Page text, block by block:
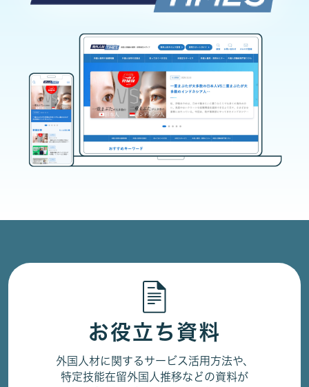
お役立ち資料
外国人材に関するサービス活用方法や、
特定技能在留外国人推移などの資料が